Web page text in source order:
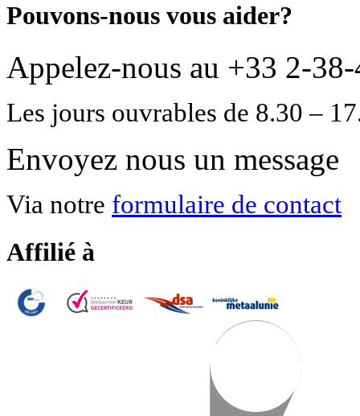
Pouvons-nous vous aider?
Appelez-nous au +33 2-
Les jours ouvrables de 8.30 –
Envoyez nous un message
Via notre formulaire de contact
Affilié à